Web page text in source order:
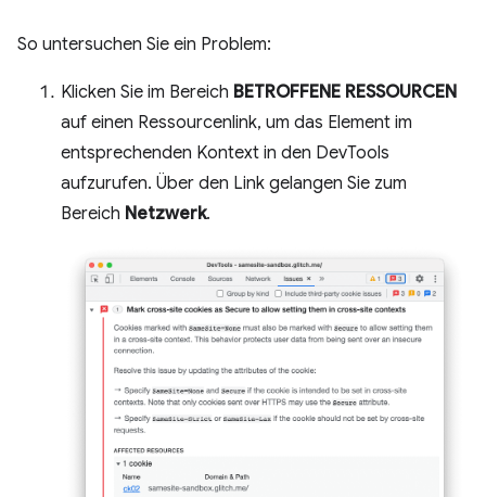
So untersuchen Sie ein Problem:
Klicken Sie im Bereich BETROFFENE RESSOURCEN
auf einen Ressourcenlink, um das Element im
entsprechenden Kontext in den DevTools
aufzurufen. Über den Link gelangen Sie zum
Bereich Netzwerk.